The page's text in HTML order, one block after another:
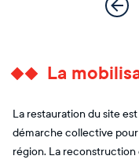
La
La restauration du site
démarche collective
région. La reconstruction